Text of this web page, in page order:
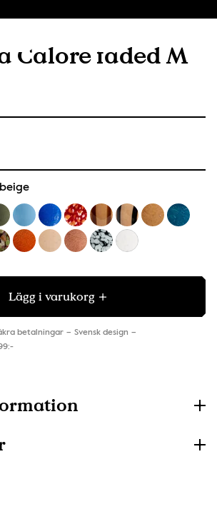
Calore faded M
Lägg i varukorg
betalningar
Svensk design